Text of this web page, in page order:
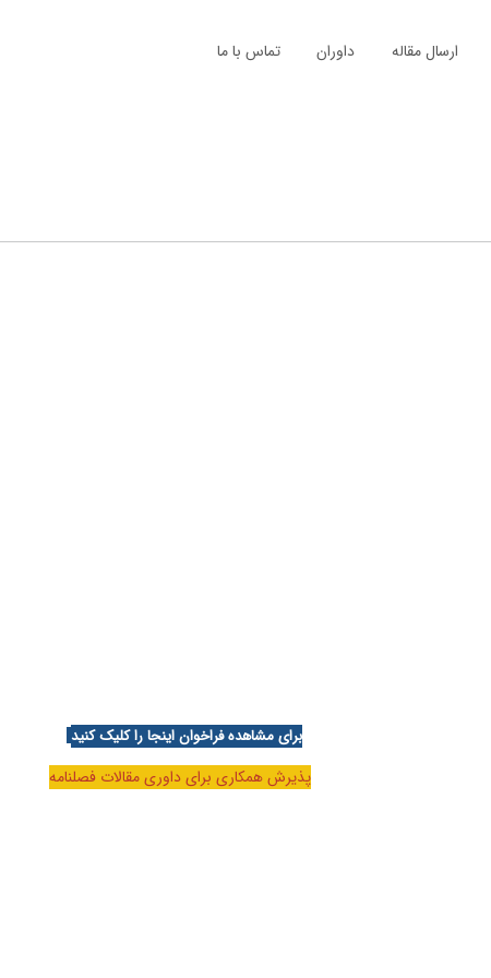
ارسال مقاله داوران تماس با ما
برای مشاهده فراخوان اینجا را کلیک کنید
پذیرش همکاری برای داوری مقالات فصلنامه